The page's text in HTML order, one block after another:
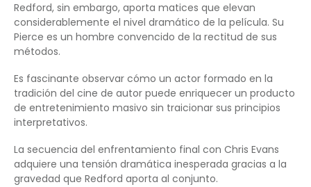
Redford, sin embargo, aporta matices que elevan
considerablemente el nivel dramático de la película. Su
Pierce es un hombre convencido de la rectitud de sus
métodos.
Es fascinante observar cómo un actor formado en la
tradición del cine de autor puede enriquecer un producto
de entretenimiento masivo sin traicionar sus principios
interpretativos.
La secuencia del enfrentamiento final con Chris Evans
adquiere una tensión dramática inesperada gracias a la
gravedad que Redford aporta al conjunto.